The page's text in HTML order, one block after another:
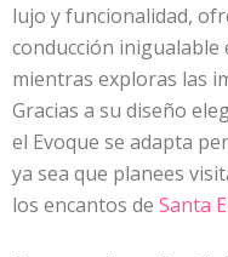
lujo y funcionalidad,
conducción
mientras exploras las
Gracias a su diseño
el Evoque se adapta
ya sea que planees
los encantos de Santa